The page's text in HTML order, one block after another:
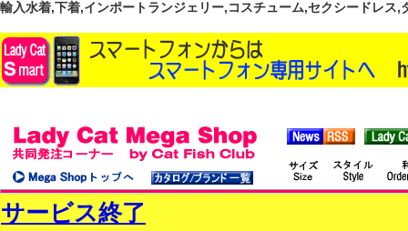
輸入水着,下着,インポートランジェリー,コスチューム,セクシードレス
サービス終了